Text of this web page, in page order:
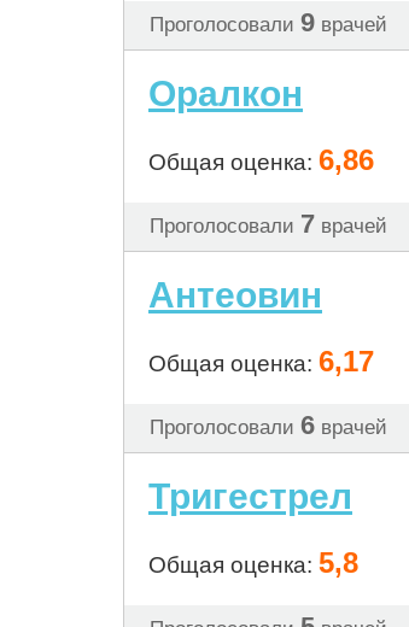
Проголосовали 9 врачей
Оралкон
Общая оценка: 6,86
Проголосовали 7 врачей
Антеовин
Общая оценка: 6,17
Проголосовали 6 врачей
Тригестрел
Общая оценка: 5,8